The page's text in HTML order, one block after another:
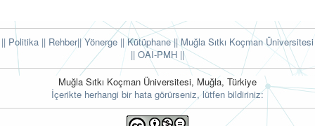
|| Politika || Rehber|| Yönerge || Kütüphane|| Muğla Sıtkı Koçman Üniversitesi
|| OAI-PMH ||
Muğla Sıtkı Koçman Üniversitesi, Muğla, Türkiye
İçerikte herhangi bir hata görürseniz, lütfen bildiriniz: